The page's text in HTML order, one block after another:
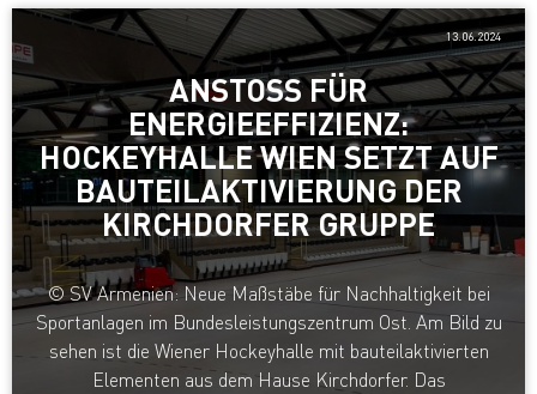
13.06.2024
ANSTOSS FÜR E
NERGIEEFFIZIENZ: H
OCKEYHALLE WIEN SETZT AUF B
AUTEILAKTIVIERUNG DER K
IRCHDORFER GRUPPE
© SV Armenien: Neue Maßstäbe für Nachhaltigkeit bei
Sportanlagen im Bundesleistungszentrum Ost. Am Bild zu
sehen ist die Wiener Hockeyhalle mit bauteilaktivierten
Elementen aus dem Hause Kirchdorfer. Das